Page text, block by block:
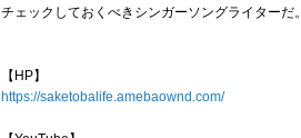
チェックしておくべきシンガーソングライターだ。
【HP】
https://saketobalife.amebaownd.com/